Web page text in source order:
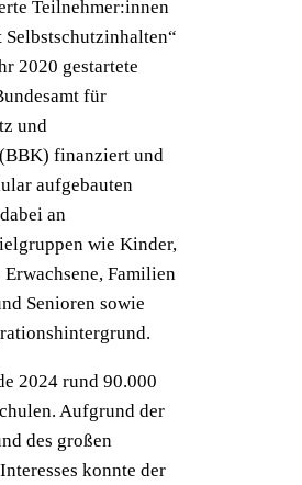
Teilnehmer:innen
2020 gestartete
für
und
finanziert und
aufgebauten
an
wie Kinder,
Familien
Senioren sowie
2024 rund 90.000
Aufgrund der
des großen
konnte der